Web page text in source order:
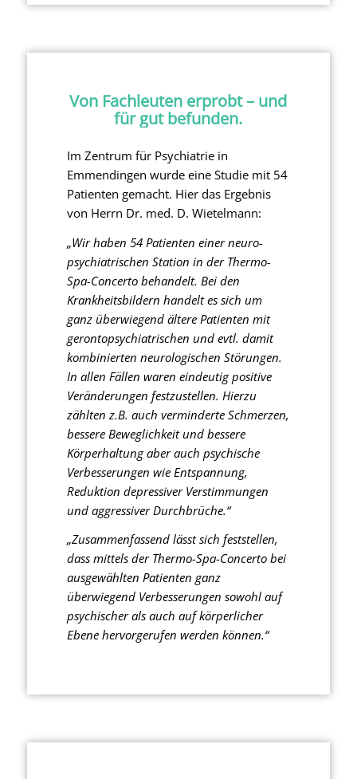
Von Fachleuten erprobt – und
für gut befunden.
Im Zentrum für Psychiatrie in
Emmendingen wurde eine Studie mit 54
Patienten gemacht. Hier das Ergebnis
von Herrn Dr. med. D. Wietelmann:
„Wir haben 54 Patienten einer neuro-
psychiatrischen Station in der Thermo-
Spa-Concerto behandelt. Bei den
Krankheitsbildern handelt es sich um
ganz überwiegend ältere Patienten mit
gerontopsychiatrischen und evtl. damit
kombinierten neurologischen Störungen.
In allen Fällen waren eindeutig positive
Veränderungen festzustellen. Hierzu
zählten z.B. auch verminderte Schmerzen,
bessere Beweglichkeit und bessere
Körperhaltung aber auch psychische
Verbesserungen wie Entspannung,
Reduktion depressiver Verstimmungen
und aggressiver Durchbrüche.“
„Zusammenfassend lässt sich feststellen,
dass mittels der Thermo-Spa-Concerto bei
ausgewählten Patienten ganz
überwiegend Verbesserungen sowohl auf
psychischer als auch auf körperlicher
Ebene hervorgerufen werden können.“